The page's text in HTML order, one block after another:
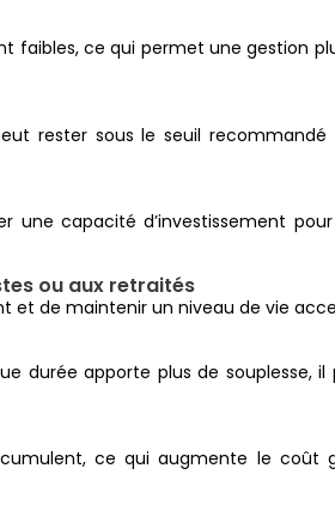
faibles, ce qui permet une gestion
rester sous le seuil recommandé
une capacité d’investissement pour
ou aux retraités
et de maintenir un niveau de vie
durée apporte plus de souplesse, il
ce qui augmente le coût